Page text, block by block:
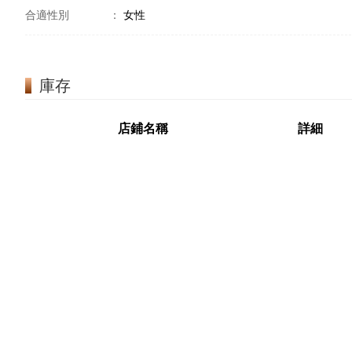
合適性別 ： 女性
庫存
店鋪名稱 詳細